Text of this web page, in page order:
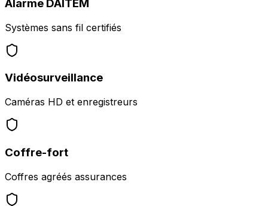
Alarme DAITEM
Systèmes sans fil certifiés
Vidéosurveillance
Caméras HD et enregistreurs
Coffre-fort
Coffres agréés assurances